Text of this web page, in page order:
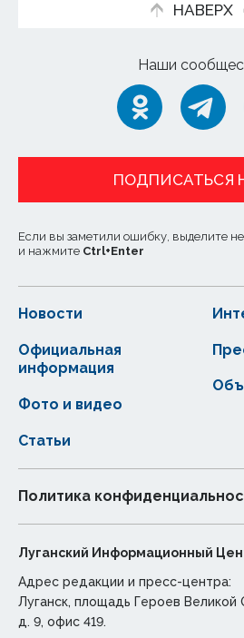
НАВЕРХ
Наши
ПОДПИСАТЬСЯ
Если вы заметили ошибку, выделите
и нажмите Ctrl+Enter
Новости
Статьи
Официальная
информация
Фото и видео
Политика
Луганский Информационный
Адрес редакции и пресс-центра:
Луганск, площадь Героев Великой
д. 9, офис 419.